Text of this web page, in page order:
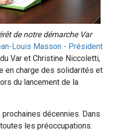
de notre démarche Var
Louis Masson - Président
Var et Christine Niccoletti,
en charge des solidarités et
du lancement de la
prochaines décennies. Dans
les préoccupations.